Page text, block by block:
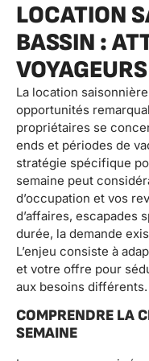
LOCATION
BASSIN :
La location
opportunités
propriétaires se
ends et périodes de
stratégie spécifique
semaine peut
d’occupation et vos
d’affaires, escapades
durée, la demande
L’enjeu consiste à
et votre offre pour
aux besoins différents.
COMPRENDRE LA
SEMAINE